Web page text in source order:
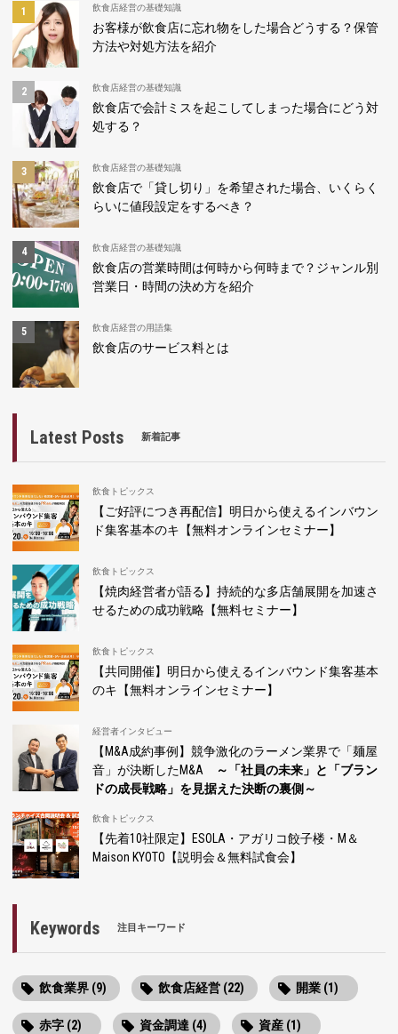
飲食店経営の基礎知識
お客様が飲食店に忘れ物をした場合どうする？保管
方法や対処方法を紹介
飲食店経営の基礎知識
飲食店で会計ミスを起こしてしまった場合にどう対
処する？
飲食店経営の基礎知識
飲食店で「貸し切り」を希望された場合、いくらく
らいに値段設定をするべき？
飲食店経営の基礎知識
飲食店の営業時間は何時から何時まで？ジャンル別
営業日・時間の決め方を紹介
飲食店経営の用語集
飲食店のサービス料とは
Latest Posts 新着記事
飲食トピックス
【ご好評につき再配信】明日から使えるインバウン
ド集客基本のキ【無料オンラインセミナー】
飲食トピックス
【焼肉経営者が語る】持続的な多店舗展開を加速さ
せるための成功戦略【無料セミナー】
飲食トピックス
【共同開催】明日から使えるインバウンド集客基本
のキ【無料オンラインセミナー】
経営者インタビュー
【M&A成約事例】競争激化のラーメン業界で「麺屋
音」が決断したM&A
～「社員の未来」と「ブラン
ドの成長戦略」を見据えた決断の裏側～
飲食トピックス
【先着10社限定】ESOLA・アガリコ餃子楼・M＆
Maison KYOTO【説明会＆無料試食会】
Keywords 注目キーワード
飲食業界 (9) 飲食店経営 (22) 開業 (1)
赤字 (2) 資金調達 (4) 資産 (1)